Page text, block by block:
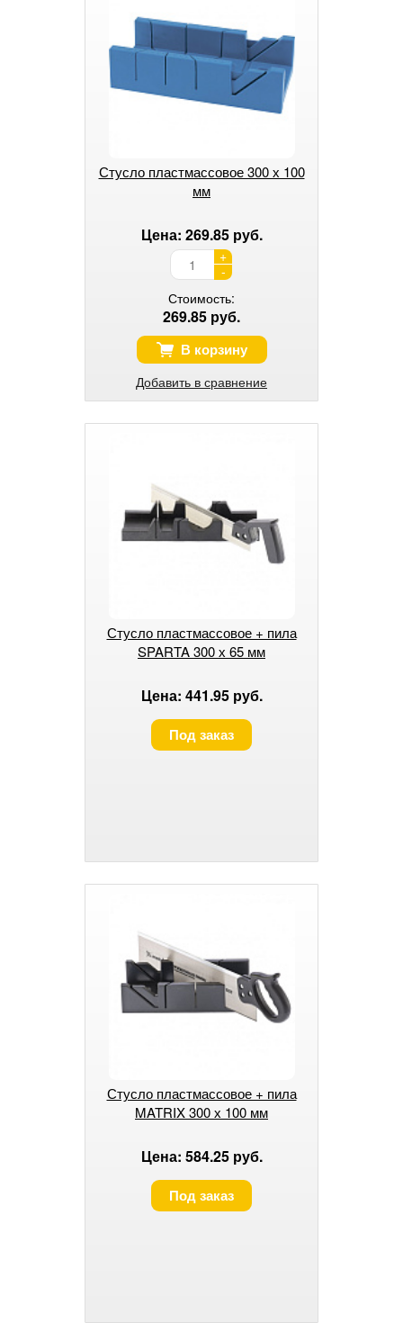
Стусло пластмассовое 300 х 100
мм
Цена: 269.85 руб.
+
-
Стоимость:
269.85 руб.
В корзину
Добавить в сравнение
Стусло пластмассовое + пила
SPARTA 300 х 65 мм
Цена: 441.95 руб.
Под заказ
Стусло пластмассовое + пила
MATRIX 300 х 100 мм
Цена: 584.25 руб.
Под заказ